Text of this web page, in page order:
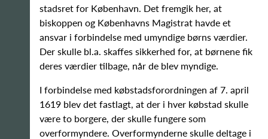
stadsret for København. Det fremgik her, at
biskoppen og Københavns Magistrat havde et
ansvar i forbindelse med umyndige børns værdier.
Der skulle bl.a. skaffes sikkerhed for, at børnene fik
deres værdier tilbage, når de blev myndige.
I forbindelse med købstadsforordningen af 7. april
1619 blev det fastlagt, at der i hver købstad skulle
være to borgere, der skulle fungere som
overformyndere. Overformynderne skulle deltage i